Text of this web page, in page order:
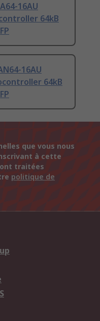
16AU
64kB
16AU
64kB
que vous nous
à cette
traitées
politique de